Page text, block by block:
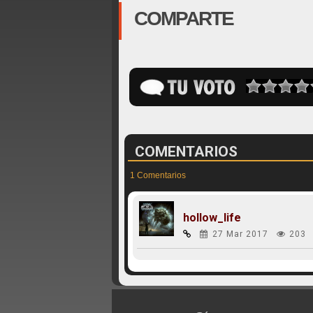
COMPARTE
COMENTARIOS
1 Comentarios
hollow_life
27 Mar 2017 203